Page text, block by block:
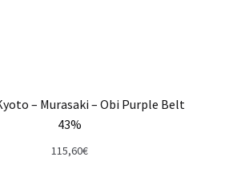
– Murasaki – Obi Purple Belt
43%
115,60€